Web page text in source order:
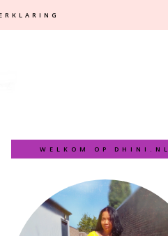
WELKOM OP DHINI.NL